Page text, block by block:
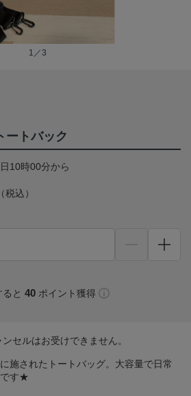
1／3
ートバック
10時00分から
（税込）
と 40 ポイント獲得
セルはお受けできません。
施されたトートバッグ。大容量で日常
です★